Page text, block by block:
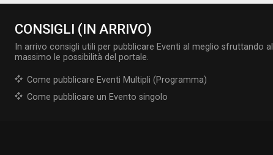
CONSIGLI (IN ARRIVO)
In arrivo consigli utili per pubblicare Eventi al meglio sfruttando al
massimo le possibilità del portale.
Come pubblicare Eventi Multipli (Programma)
Come pubblicare un Evento singolo